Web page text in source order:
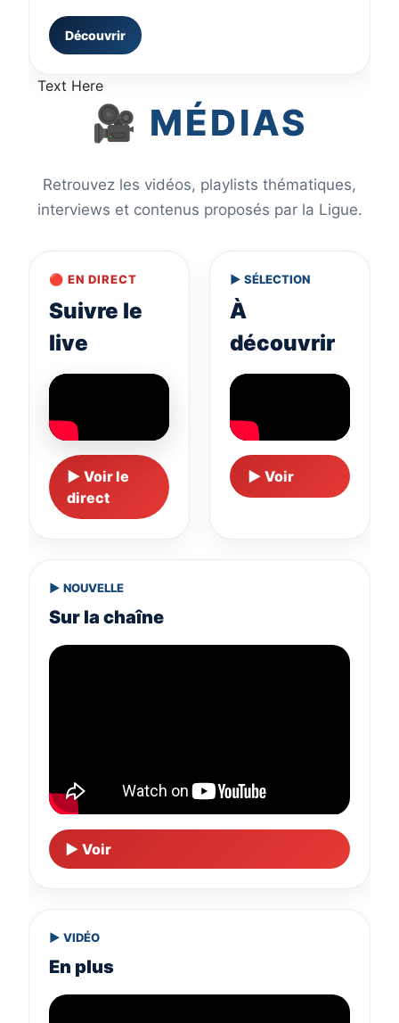
Découvrir
Text Here
🎥 MÉDIAS
Retrouvez les vidéos, playlists thématiques,
interviews et contenus proposés par la Ligue.
🔴 EN DIRECT
Suivre le
live
▶ Voir le
direct
▶ SÉLECTION
À
découvrir
▶ Voir
▶ NOUVELLE
Sur la chaîne
▶ Voir
▶ VIDÉO
En plus